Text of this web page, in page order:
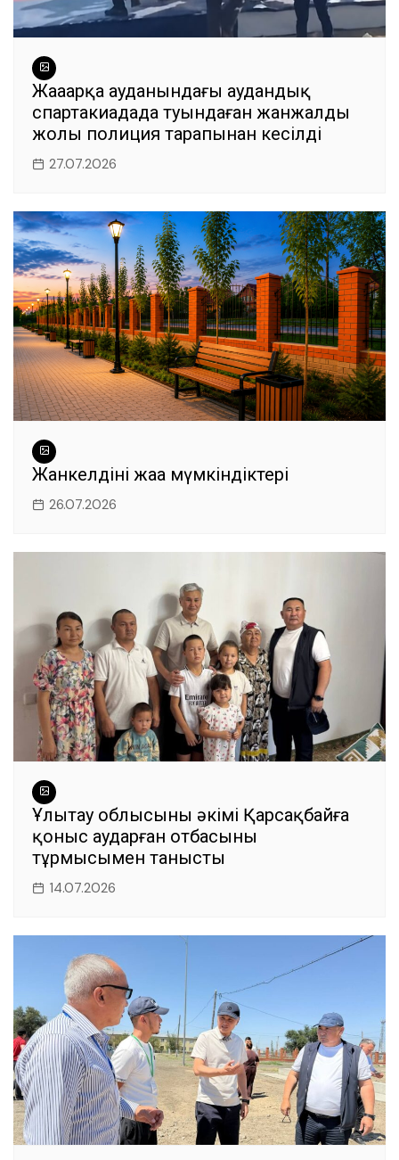
Жаңаарқа ауданындағы аудандық
спартакиадада туындаған жанжалдың
жолы полиция тарапынан кесілді
27.07.2026
Жанкелдінің жаңа мүмкіндіктері
26.07.2026
Ұлытау облысының әкімі Қарсақбайға
қоныс аударған отбасының
тұрмысымен танысты
14.07.2026